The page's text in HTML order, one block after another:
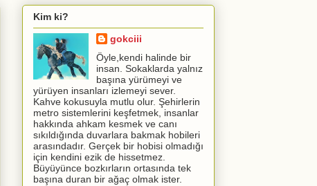
Kim ki?
gokciii
Öyle,kendi halinde bir
insan. Sokaklarda yalnız
başına yürümeyi ve
yürüyen insanları izlemeyi sever.
Kahve kokusuyla mutlu olur. Şehirlerin
metro sistemlerini keşfetmek, insanlar
hakkında ahkam kesmek ve canı
sıkıldığında duvarlara bakmak hobileri
arasındadır. Gerçek bir hobisi olmadığı
için kendini ezik de hissetmez.
Büyüyünce bozkırların ortasında tek
başına duran bir ağaç olmak ister.